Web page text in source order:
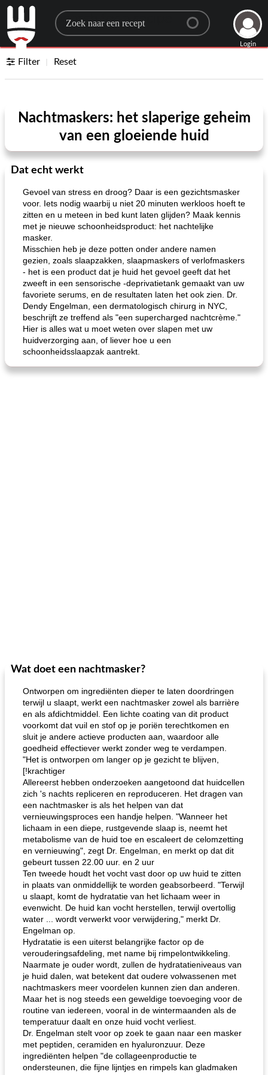
Search for a recipe
Login
Filter Reset
Nachtmaskers: het slaperige geheim
van een gloeiende huid
Dat echt werkt
Gevoel van stress en droog? Daar is een gezichtsmasker
voor. Iets nodig waarbij u niet 20 minuten werkloos hoeft te
zitten en u meteen in bed kunt laten glijden? Maak kennis
met je nieuwe schoonheidsproduct: het nachtelijke
masker.
Misschien heb je deze potten onder andere namen
gezien, zoals slaapzakken, slaapmaskers of verlofmaskers
- het is een product dat je huid het gevoel geeft dat het
zweeft in een sensorische -deprivatietank gemaakt van uw
favoriete serums, en de resultaten laten het ook zien. Dr.
Dendy Engelman, een dermatologisch chirurg in NYC,
beschrijft ze treffend als "een supercharged nachtcrème."
Hier is alles wat u moet weten over slapen met uw
huidverzorging aan, of liever hoe u een
schoonheidsslaapzak aantrekt.
Wat doet een nachtmasker?
Ontworpen om ingrediënten dieper te laten doordringen
terwijl u slaapt, werkt een nachtmasker zowel als barrière
en als afdichtmiddel. Een lichte coating van dit product
voorkomt dat vuil en stof op je poriën terechtkomen en
sluit je andere actieve producten aan, waardoor alle
goedheid effectiever werkt zonder weg te verdampen.
"Het is ontworpen om langer op je gezicht te blijven,
[!krachtiger
Allereerst hebben onderzoeken aangetoond dat huidcellen
zich 's nachts repliceren en reproduceren. Het dragen van
een nachtmasker is als het helpen van dat
vernieuwingsproces een handje helpen. "Wanneer het
lichaam in een diepe, rustgevende slaap is, neemt het
metabolisme van de huid toe en escaleert de celomzetting
en vernieuwing", zegt Dr. Engelman, en merkt op dat dit
gebeurt tussen 22.00 uur. en 2 uur
Ten tweede houdt het vocht vast door op uw huid te zitten
in plaats van onmiddellijk te worden geabsorbeerd. "Terwijl
u slaapt, komt de hydratatie van het lichaam weer in
evenwicht. De huid kan vocht herstellen, terwijl overtollig
water ... wordt verwerkt voor verwijdering," merkt Dr.
Engelman op.
Hydratatie is een uiterst belangrijke factor op de
verouderingsafdeling, met name bij rimpelontwikkeling.
Naarmate je ouder wordt, zullen de hydratatieniveaus van
je huid dalen, wat betekent dat oudere volwassenen met
nachtmaskers meer voordelen kunnen zien dan anderen.
Maar het is nog steeds een geweldige toevoeging voor de
routine van iedereen, vooral in de wintermaanden als de
temperatuur daalt en onze huid vocht verliest.
Dr. Engelman stelt voor op zoek te gaan naar een masker
met peptiden, ceramiden en hyaluronzuur. Deze
ingrediënten helpen "de collageenproductie te
ondersteunen, die fijne lijntjes en rimpels kan gladmaken